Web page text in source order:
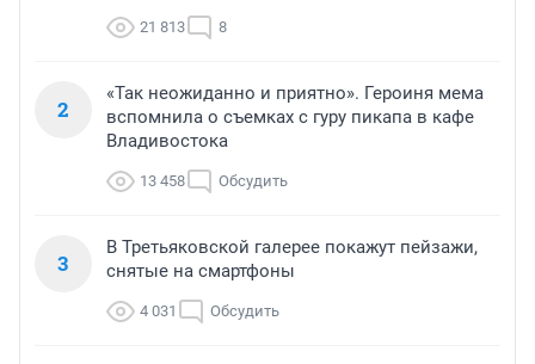
21 813 8
2
«Так неожиданно и приятно». Героиня мема
вспомнила о съемках с гуру пикапа в кафе
Владивостока
13 458 Обсудить
3
В Третьяковской галерее покажут пейзажи,
снятые на смартфоны
4 031 Обсудить